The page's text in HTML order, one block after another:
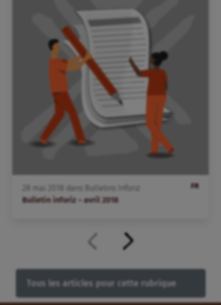
FR
mai dans
Bulletins Inforiz
Bulletin inforiz – avril 2018
Tous les articles pour cette rubrique